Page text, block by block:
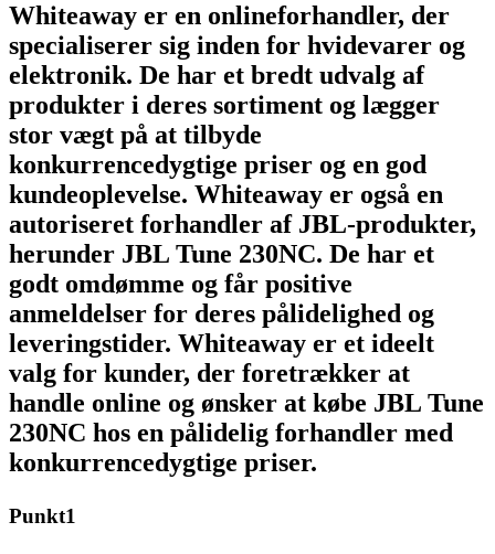
Whiteaway er en onlineforhandler, der
specialiserer sig inden for hvidevarer og
elektronik. De har et bredt udvalg af
produkter i deres sortiment og lægger
stor vægt på at tilbyde
konkurrencedygtige priser og en god
kundeoplevelse. Whiteaway er også en
autoriseret forhandler af JBL-produkter,
herunder JBL Tune 230NC. De har et
godt omdømme og får positive
anmeldelser for deres pålidelighed og
leveringstider. Whiteaway er et ideelt
valg for kunder, der foretrækker at
handle online og ønsker at købe JBL Tune
230NC hos en pålidelig forhandler med
konkurrencedygtige priser.
Punkt1